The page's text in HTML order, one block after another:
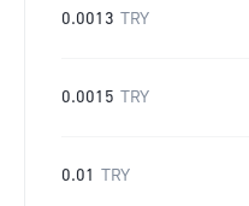
0.0013 TRY
0.0015 TRY
0.01 TRY